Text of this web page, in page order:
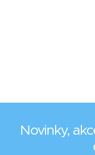
Novinky,